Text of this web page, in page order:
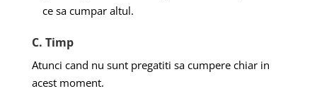
ce sa cumpar altul.
C. Timp
Atunci cand nu sunt pregatiti sa cumpere chiar in
acest moment.